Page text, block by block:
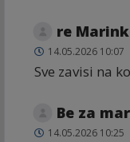
re
14.05.2026 10:07
Sve zavisi na
Be za
14.05.2026 10:25